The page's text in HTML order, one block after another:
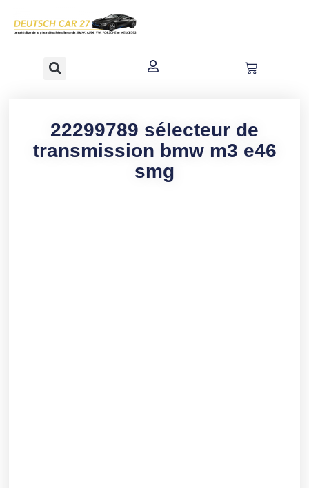
principal
22299789 sélecteur de
transmission bmw m3 e46
smg